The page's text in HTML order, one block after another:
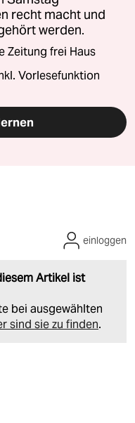
recht macht und
werden.
Zeitung frei Haus
Vorlesefunktion
Artikel ist
bei ausgewählten
sind sie zu finden.
einloggen